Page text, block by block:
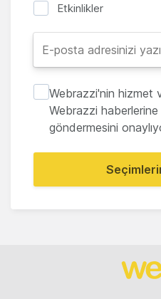
Etkinlikler
Webrazzi'nin hizmet
Webrazzi
göndermesini